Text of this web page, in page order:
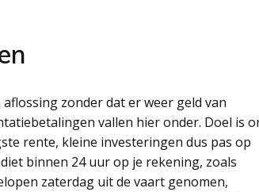
zonder dat er weer geld van
vallen hier onder. Doel is
rente, kleine investeringen dus pas op
binnen 24 uur op je rekening, zoals
zaterdag uit de vaart genomen,